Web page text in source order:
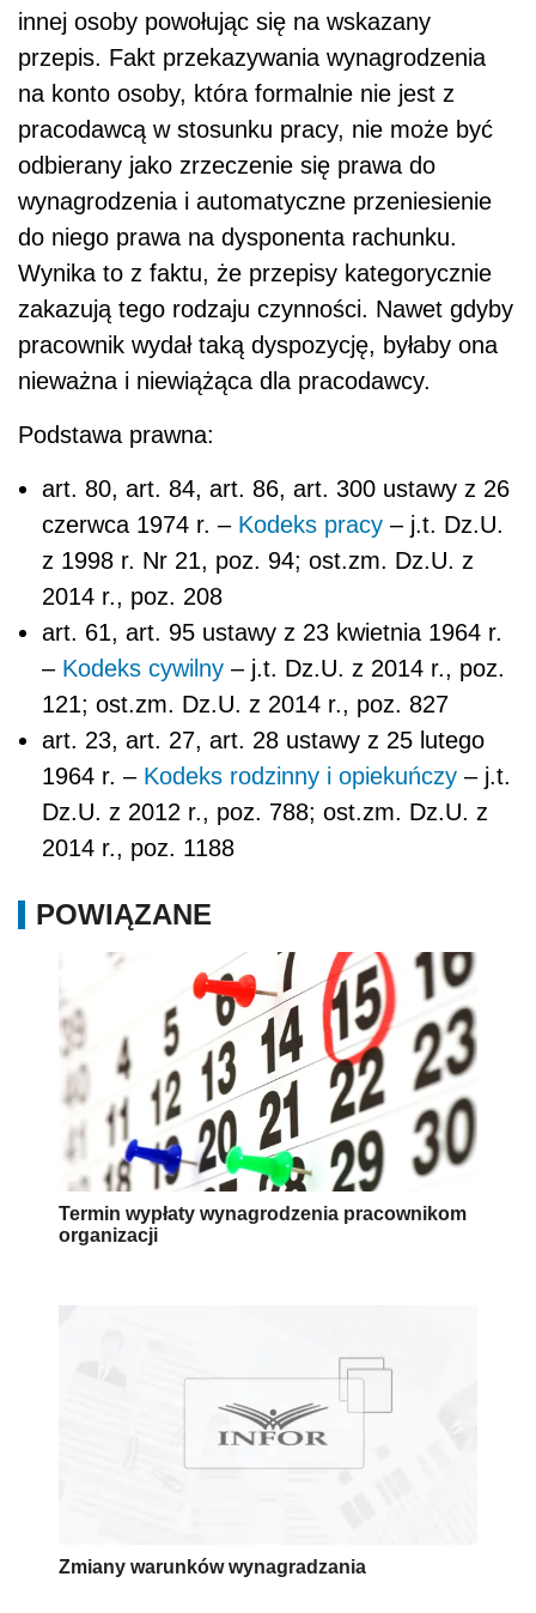
innej osoby powołując się na wskazany
przepis. Fakt przekazywania wynagrodzenia
na konto osoby, która formalnie nie jest z
pracodawcą w stosunku pracy, nie może być
odbierany jako zrzeczenie się prawa do
wynagrodzenia i automatyczne przeniesienie
do niego prawa na dysponenta rachunku.
Wynika to z faktu, że przepisy kategorycznie
zakazują tego rodzaju czynności. Nawet gdyby
pracownik wydał taką dyspozycję, byłaby ona
nieważna i niewiążąca dla pracodawcy.
Podstawa prawna:
art. 80, art. 84, art. 86, art. 300 ustawy z 26
czerwca 1974 r. – Kodeks pracy – j.t. Dz.U.
z 1998 r. Nr 21, poz. 94; ost.zm. Dz.U. z
2014 r., poz. 208
art. 61, art. 95 ustawy z 23 kwietnia 1964 r.
– Kodeks cywilny – j.t. Dz.U. z 2014 r., poz.
121; ost.zm. Dz.U. z 2014 r., poz. 827
art. 23, art. 27, art. 28 ustawy z 25 lutego
1964 r. – Kodeks rodzinny i opiekuńczy – j.t.
Dz.U. z 2012 r., poz. 788; ost.zm. Dz.U. z
2014 r., poz. 1188
POWIĄZANE
Termin wypłaty wynagrodzenia pracownikom
organizacji
Zmiany warunków wynagradzania